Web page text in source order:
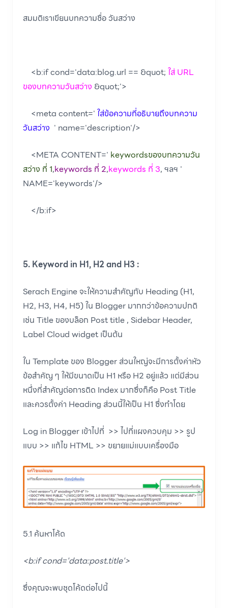
สมมติเราเขียนบทความชื่อ วันสว่าง
<b:if cond='data:blog.url == &quot; ใส่ URL
ของบทความวันสว่าง &quot;'>
<meta content=' ใส่ข้อความที่อธิบายถึงบทความ
วันสว่าง ' name='description'/>
<META CONTENT=' keywordsของบทความวัน
สว่าง ที่ 1,keywords ที่ 2,keywords ที่ 3, ฯลฯ '
NAME='keywords'/>
</b:if>
5. Keyword in H1, H2 and H3 :
Serach Engine จะให้ความสำคัญกับ Heading (H1,
H2, H3, H4, H5) ใน Blogger มากกว่าข้อความปกติ
เช่น Title ของบล็อก Post title , Sidebar Header,
Label Cloud widget เป็นต้น
ใน Template ของ Blogger ส่วนใหญ่จะมีการตั้งค่าหัว
ข้อสำคัญ ๆ ให้มีขนาดเป็น H1 หรือ H2 อยู่แล้ว แต่มีส่วน
หนึ่งที่สำคัญต่อการติด Index มากซึ่งก็คือ Post Title
และควรตั้งค่า Heading ส่วนนี้ให้เป็น H1 ซึ่งทำโดย
Log in Blogger เข้าไปที่ >> ไปที่แผงควบคุม >> รูป
แบบ >> แก้ไข HTML >> ขยายแม่แบบเครื่องมือ
5.1 ค้นหาโค้ด
<b:if cond='data:post.title'>
ซึ่งคุณจะพบชุดโค้ดต่อไปนี้